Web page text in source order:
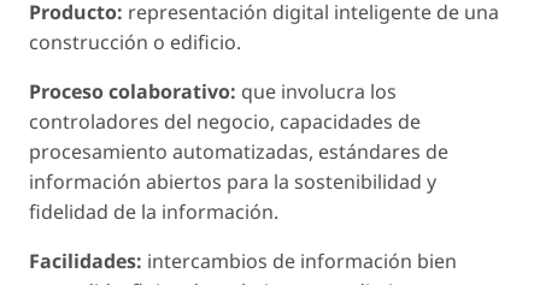
Producto: representación digital inteligente de una
construcción o edificio.
Proceso colaborativo: que involucra los
controladores del negocio, capacidades de
procesamiento automatizadas, estándares de
información abiertos para la sostenibilidad y
fidelidad de la información.
Facilidades: intercambios de información bien